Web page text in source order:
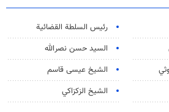
رئیس السلطة القضائیة
السيد حسن نصرالله
الشيخ عيسى قاسم
الشيخ الزكزاكي